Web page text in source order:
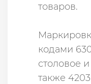
товаров.
кодами
столовое
также 4203